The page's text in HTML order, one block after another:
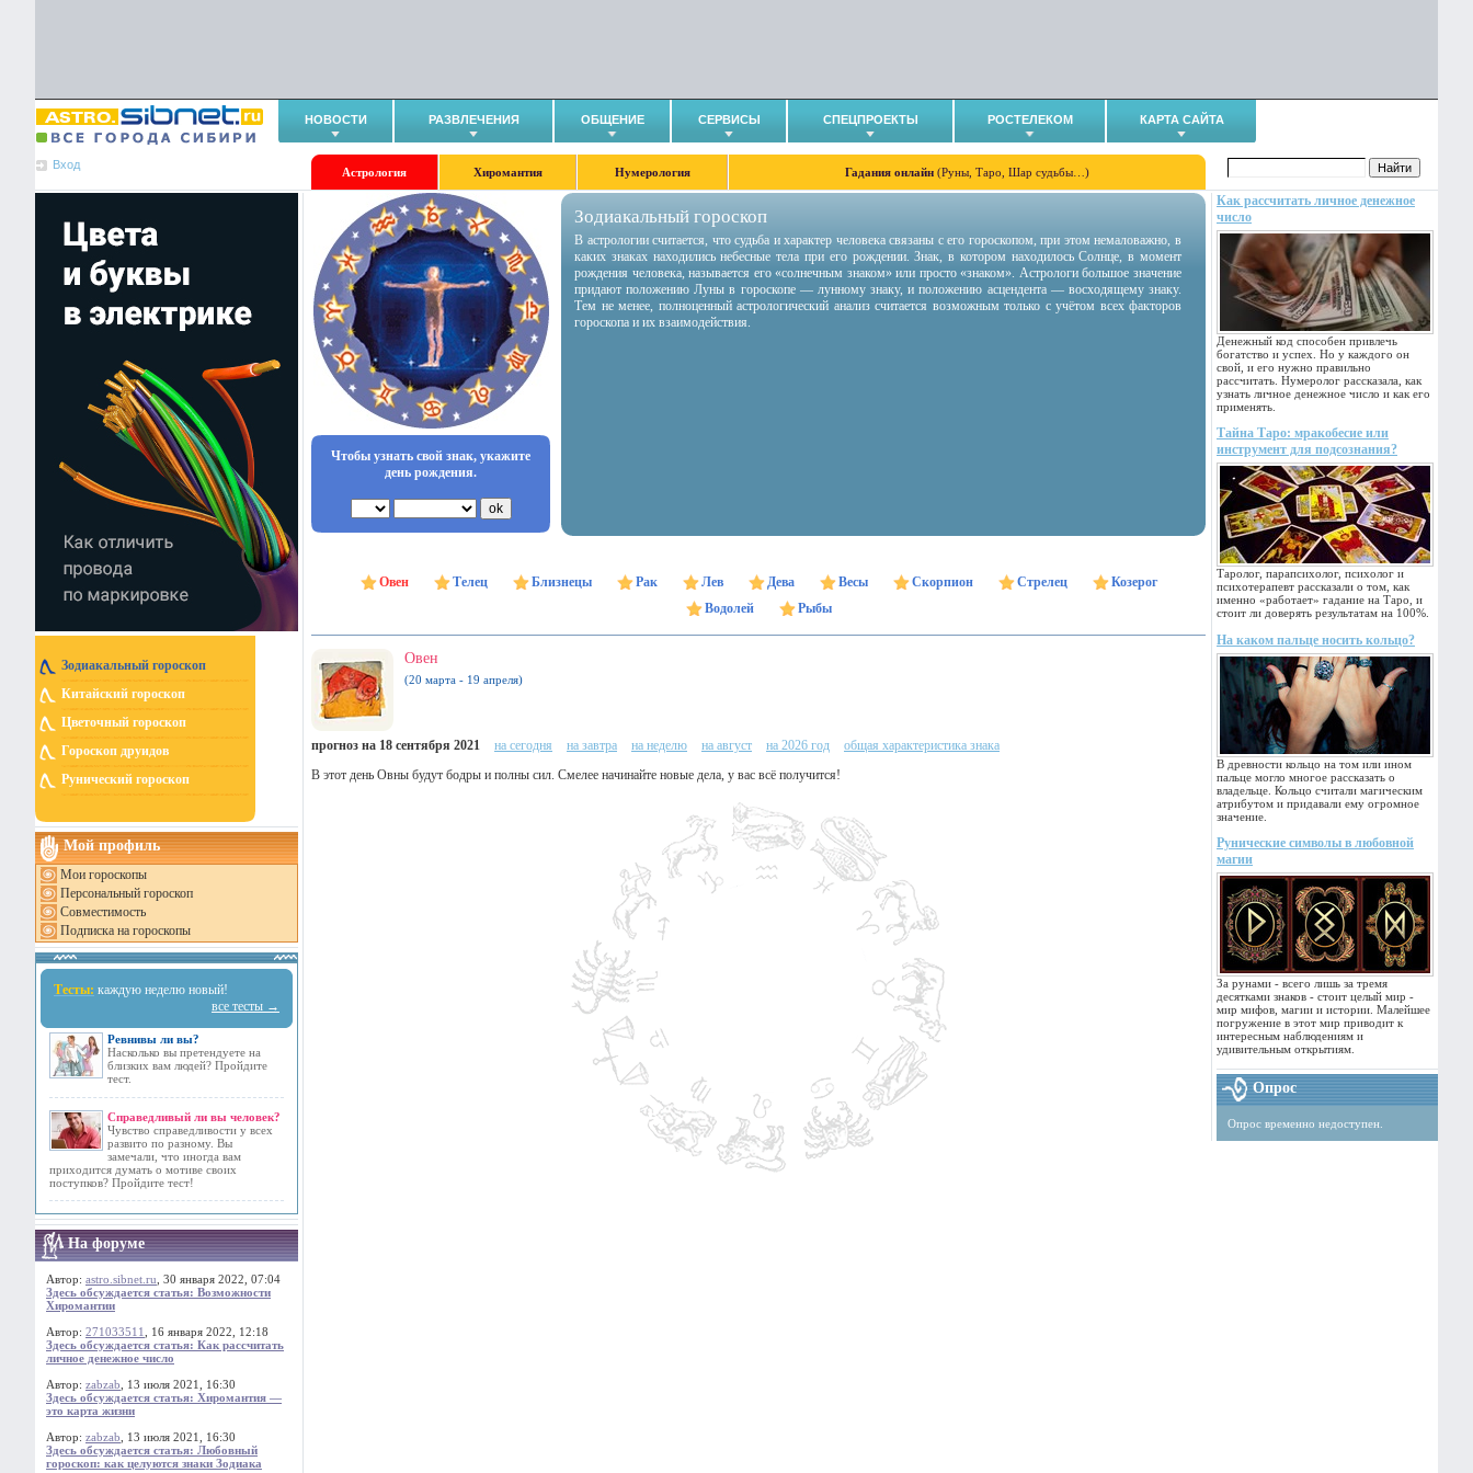
НОВОСТИ РАЗВЛЕЧЕНИЯ ОБЩЕНИЕ СЕРВИСЫ СПЕЦПРОЕКТЫ РОСТЕЛЕКОМ КАРТА САЙТА
Вход
Астрология Хиромантия Нумерология Гадания онлайн (Руны, Таро, Шар судьбы…)
Зодиакальный гороскоп
Китайский гороскоп
Цветочный гороскоп
Гороскоп друидов
Рунический гороскоп
Мой профиль
Мои гороскопы
Персональный гороскоп
Совместимость
Подписка на гороскопы
Тесты: каждую неделю новый!
все тесты →
Ревнивы ли вы?
Насколько вы претендуете на
близких вам людей? Пройдите
тест.
Справедливый ли вы человек?
Чувство справедливости у всех
развито по разному. Вы
замечали, что иногда вам
приходится думать о мотиве своих
поступков? Пройдите тест!
На форуме
Автор: astro.sibnet.ru , 30 января 2022, 07:04
Здесь обсуждается статья: Возможности
Хиромантии
Автор: 271033511
, 16 января 2022, 12:18
Здесь обсуждается статья: Как рассчитать
личное денежное число
Автор: zabzab , 13 июля 2021, 16:30
Здесь обсуждается статья: Хиромантия —
это карта жизни
Автор: zabzab , 13 июля 2021, 16:30
Здесь обсуждается статья: Любовный
гороскоп: как целуются знаки Зодиака
Как рассчитать личное денежное
число
Денежный код способен привлечь
богатство и успех. Но у каждого он
свой, и его нужно правильно
рассчитать. Нумеролог рассказала, как
узнать личное денежное число и как его
применять.
Тайна Таро: мракобесие или
инструмент для подсознания?
Таролог, парапсихолог, психолог и
психотерапевт рассказали о том, как
именно «работает» гадание на Таро, и
стоит ли доверять результатам на 100%.
На каком пальце носить кольцо?
В древности кольцо на том или ином
пальце могло многое рассказать о
владельце. Кольцо считали магическим
атрибутом и придавали ему огромное
значение.
Рунические символы в любовной
магии
За рунами - всего лишь за тремя
десятками знаков - стоит целый мир -
мир мифов, магии и истории. Малейшее
погружение в этот мир приводит к
интересным наблюдениям и
удивительным открытиям.
Опрос
Опрос временно недоступен.
Чтобы узнать свой знак, укажите
день рождения.
Зодиакальный гороскоп
В астрологии считается, что судьба и характер человека связаны с его гороскопом, при этом немаловажно, в
каких знаках находились небесные тела при его рождении. Знак, в котором находилось Солнце, в момент
рождения человека, называется его «солнечным знаком» или просто «знаком». Астрологи большое значение
придают положению Луны в гороскопе — лунному знаку, и положению асцендента — восходящему знаку.
Тем не менее, полноценный астрологический анализ считается возможным только с учётом всех факторов
гороскопа и их взаимодействия.
Овен Телец Близнецы Рак Лев Дева Весы Скорпион Стрелец
Козерог
Водолей
Рыбы
Овен
(20 марта - 19 апреля)
прогноз на 18 сентября 2021 на сегодня на завтра на неделю на август на 2026 год
общая характеристика знака
В этот день Овны будут бодры и полны сил. Смелее начинайте новые дела, у вас всё получится!